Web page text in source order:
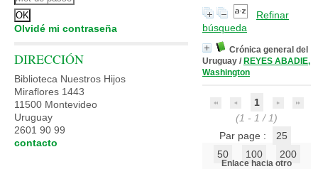
Refinar
búsqueda
Crónica general del
Uruguay / REYES ABADIE,
Washington
1
(1 - 1 / 1)
Par page :
25
50
100 200
Enlace hacia otro
Olvidé mi contraseña
DIRECCIÓN
Biblioteca Nuestros Hijos
Miraflores 1443
11500 Montevideo
Uruguay
2601 90 99
contacto